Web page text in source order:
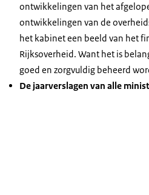
ontwikkelingen van het
ontwikkelingen van de
het kabinet een beeld van het
Rijksoverheid. Want het is
goed en zorgvuldig beheerd
De jaarverslagen van alle